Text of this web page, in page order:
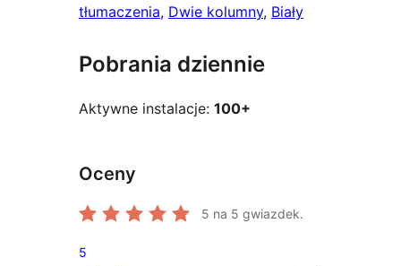
tłumaczenia, Dwie kolumny, Biały
Pobrania dziennie
Aktywne instalacje: 100+
Oceny
5 na 5 gwiazdek.
5